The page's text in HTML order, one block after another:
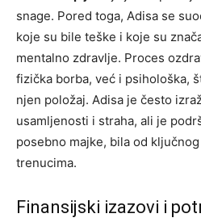
snage. Pored toga, Adisa se
koje su bile teške i koje su
mentalno zdravlje. Proces
fizička borba, već i psihološka,
njen položaj. Adisa je često
usamljenosti i straha, ali je
posebno majke, bila od
trenucima.
Finansijski izazovi i